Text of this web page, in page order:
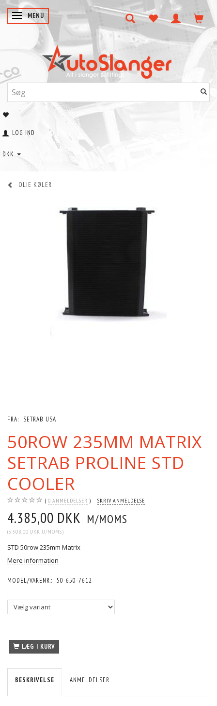
SKIFTE NAVIGATION
MENU
LOG IND
DKK
OLIE KØLER
FRA: SETRAB USA
50ROW 235MM MATRIX
SETRAB PROLINE STD
COOLER
0 ANMELDELSER SKRIV ANMELDELSE
4.385,00 DKK M/MOMS
(3.508,00 DKK U/MOMS)
STD 50row 235mm Matrix
Mere information
MODEL/VARENR.: 50-650-7612
LÆG I KURV
BESKRIVELSE ANMELDELSER